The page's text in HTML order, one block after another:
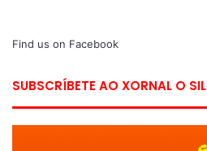
Find us on Facebook
SUBSCRÍBETE AO XORNAL O SIL